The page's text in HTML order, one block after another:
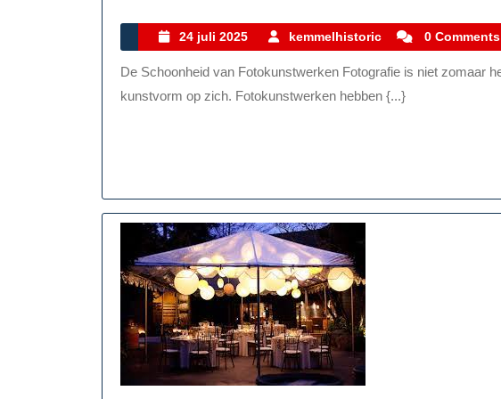
24 juli 2025
24
juli
2025
kemmelhistoric kemmelhistoric
0 Comments
De Schoonheid van Fotokunstwerken Fotografie is niet zomaar het vastleggen van beelden, het is een
kunstvorm op zich. Fotokunstwerken hebben {...}